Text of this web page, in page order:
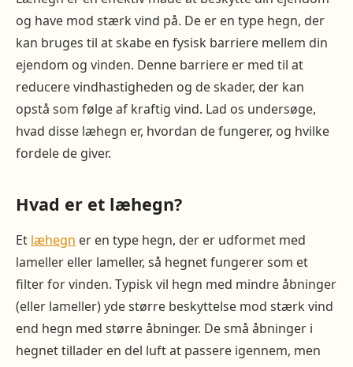
og have mod stærk vind på. De er en type hegn, der
kan bruges til at skabe en fysisk barriere mellem din
ejendom og vinden. Denne barriere er med til at
reducere vindhastigheden og de skader, der kan
opstå som følge af kraftig vind. Lad os undersøge,
hvad disse læhegn er, hvordan de fungerer, og hvilke
fordele de giver.
Hvad er et læhegn?
Et læhegn er en type hegn, der er udformet med
lameller eller lameller, så hegnet fungerer som et
filter for vinden. Typisk vil hegn med mindre åbninger
(eller lameller) yde større beskyttelse mod stærk vind
end hegn med større åbninger. De små åbninger i
hegnet tillader en del luft at passere igennem, men